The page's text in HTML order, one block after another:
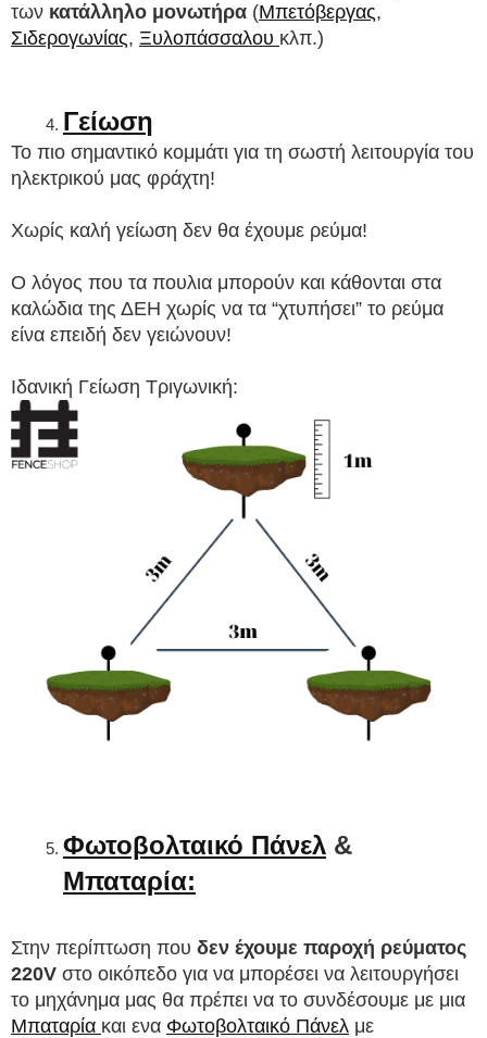
των κατάλληλο μονωτήρα (Μπετόβεργας,
Σιδερογωνίας, Ξυλοπάσσαλου κλπ.)
Γείωση
Το πιο σημαντικό κομμάτι για τη σωστή λειτουργία του
ηλεκτρικού μας φράχτη!
Χωρίς καλή γείωση δεν θα έχουμε ρεύμα!
Ο λόγος που τα πουλια μπορούν και κάθονται στα
καλώδια της ΔΕΗ χωρίς να τα “χτυπήσει” το ρεύμα
είνα επειδή δεν γειώνουν!
Ιδανική Γείωση Τριγωνική:
Φωτοβολταικό Πάνελ &
Μπαταρία:
Στην περίπτωση που δεν έχουμε παροχή ρεύματος
220V στο οικόπεδο για να μπορέσει να λειτουργήσει
το μηχάνημα μας θα πρέπει να το συνδέσουμε με μια
Μπαταρία και ενα Φωτοβολταικό Πάνελ με